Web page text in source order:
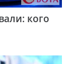
кого